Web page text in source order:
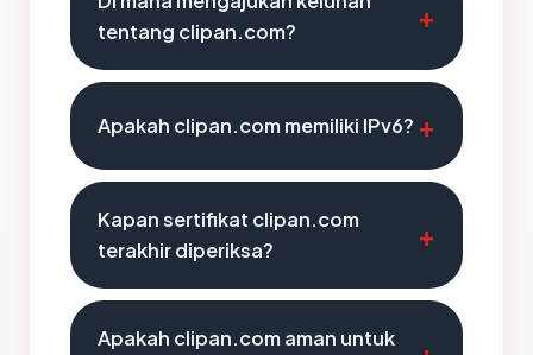
tentang clipan.com?
Apakah clipan.com memiliki IPv6?
Kapan sertifikat clipan.com
terakhir diperiksa?
Apakah clipan.com aman untuk